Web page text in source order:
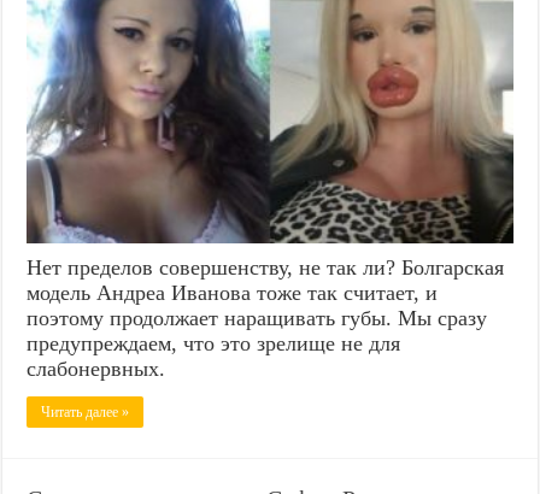
Нет пределов совершенству, не так ли? Болгарская
модель Андреа Иванова тоже так считает, и
поэтому продолжает наращивать губы. Мы сразу
предупреждаем, что это зрелище не для
слабонервных.
Читать далее »